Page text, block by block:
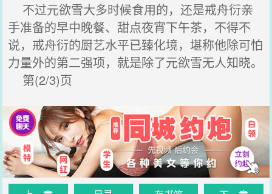
不过元欲雪大多时候食用的，还是戒舟衍亲
手准备的早中晚餐、甜点夜宵下午茶，不得不
说，戒舟衍的厨艺水平已臻化境，堪称他除可怕
力量外的第二强项，就是除了元欲雪无人知晓。
第(2/3)页